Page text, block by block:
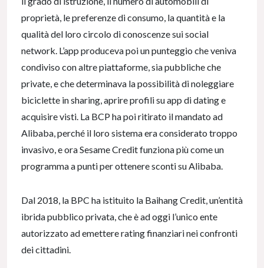
proprietà, le preferenze di consumo, la quantità e la
qualità del loro circolo di conoscenze sui social
network. L’app produceva poi un punteggio che veniva
condiviso con altre piattaforme, sia pubbliche che
private, e che determinava la possibilità di noleggiare
biciclette in sharing, aprire profili su app di dating e
acquisire visti. La BCP ha poi ritirato il mandato ad
Alibaba, perché il loro sistema era considerato troppo
invasivo, e ora Sesame Credit funziona più come un
programma a punti per ottenere sconti su Alibaba.
Dal 2018, la BPC ha istituito la Baihang Credit, un’entità
ibrida pubblico privata, che è ad oggi l’unico ente
autorizzato ad emettere rating finanziari nei confronti
dei cittadini.